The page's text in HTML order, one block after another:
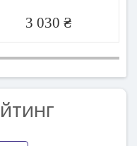
3 030 ₴